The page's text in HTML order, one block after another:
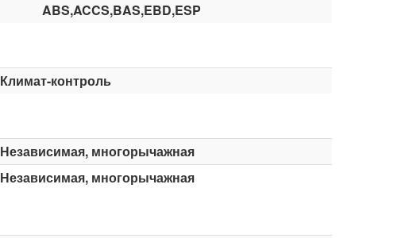
ABS,ACCS,BAS,EBD,ESP
Климат-контроль
Независимая, многорычажная
Независимая, многорычажная